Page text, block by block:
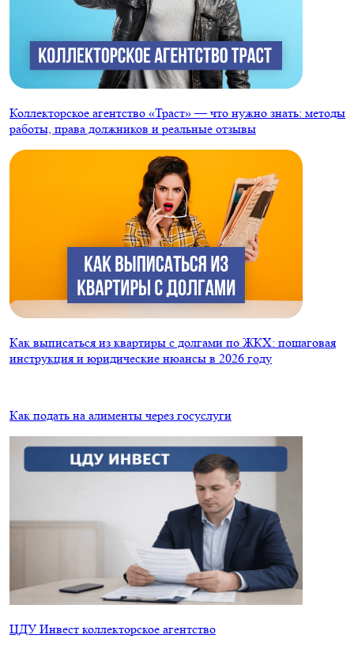
Коллекторское агентство «Траст» — что нужно знать: методы
работы, права должников и реальные отзывы
Как выписаться из квартиры с долгами по ЖКХ: пошаговая
инструкция и юридические нюансы в 2026 году
Как подать на алименты через госуслуги
ЦДУ Инвест коллекторское агентство